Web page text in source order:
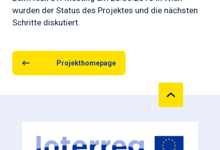
wurden der Status des Projektes und die nächsten
Schritte diskutiert.
Projekthomepage